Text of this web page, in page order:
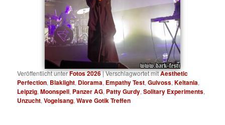
Veröffentlicht unterFotos 2026|Verschlagwortet mitAesthetic
Perfection, Blaklight, Diorama, Empathy Test,Gulvoss,Keltania,
Leipzig,Moonspell, Panzer AG, Patty Gurdy,Solitary Experiments,
Unzucht,Vogelsang,Wave Gotik Treffen